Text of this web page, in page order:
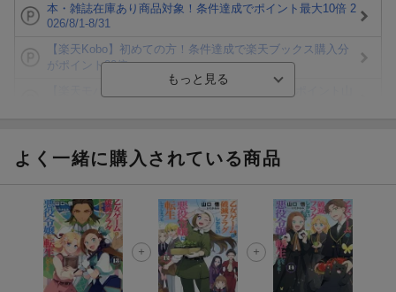
本・雑誌在庫あり商品対象！条件達成でポイント最大10倍 2
026/8/1-8/31
【楽天Kobo】初めての方！条件達成で楽天ブックス購入分
がポイント20倍
ト山分け
エントリー＆3,000円以上購入で無料データSIM（3GB/月プ
ラン）が当たる！
楽天モバイル紹介キャンペーンの拡散で300円OFFクーポン
進呈
よく一緒に購入されている商品